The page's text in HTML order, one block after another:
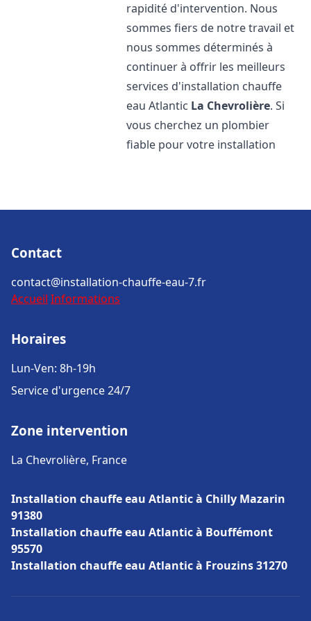
rapidité d'intervention. Nous
sommes fiers de notre travail et
nous sommes déterminés à
continuer à offrir les meilleurs
services d'installation chauffe
eau Atlantic La Chevrolière. Si
vous cherchez un plombier
fiable pour votre installation
Contact
contact@installation-chauffe-eau-7.fr
Accueil Informations
Horaires
Lun-Ven: 8h-19h
Service d'urgence 24/7
Zone intervention
La Chevrolière, France
Installation chauffe eau Atlantic à Chilly Mazarin
91380
Installation chauffe eau Atlantic à Bouffémont
95570
Installation chauffe eau Atlantic à Frouzins 31270